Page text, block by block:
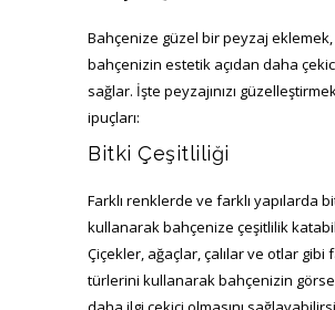
Bahçenize güzel bir peyzaj eklemek,
bahçenizin estetik açıdan daha çekici
sağlar. İşte peyzajınızı
ipuçları:
Bitki Çeşitliliği
Farklı renklerde ve farklı yapılarda
kullanarak bahçenize çeşitlilik
Çiçekler, ağaçlar, çalılar ve otlar gibi
türlerini kullanarak bahçenizin